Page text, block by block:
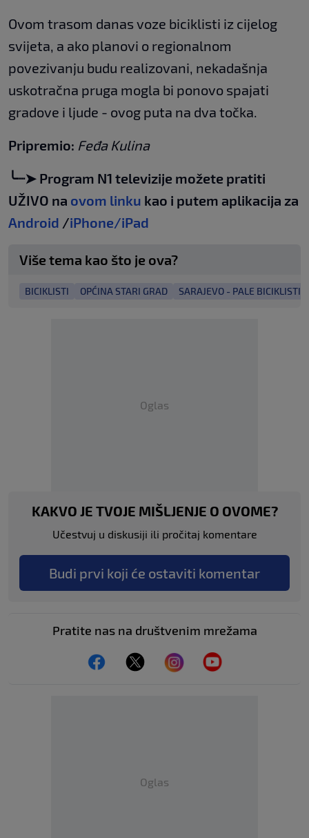
Ovom trasom danas voze biciklisti iz cijelog
svijeta, a ako planovi o regionalnom
povezivanju budu realizovani, nekadašnja
uskotračna pruga mogla bi ponovo spajati
gradove i ljude - ovog puta na dva točka.
Pripremio: Feđa Kulina
╰┈➤ Program N1 televizije možete pratiti
UŽIVO na ovom linku kao i putem aplikacija za
Android /iPhone/iPad
Više tema kao što je ova?
BICIKLISTI OPĆINA STARI GRAD SARAJEVO - PALE
Oglas
KAKVO JE TVOJE MIŠLJENJE O OVOME?
Učestvuj u diskusiji ili pročitaj komentare
Budi prvi koji će ostaviti komentar
Pratite nas na društvenim mrežama
Oglas